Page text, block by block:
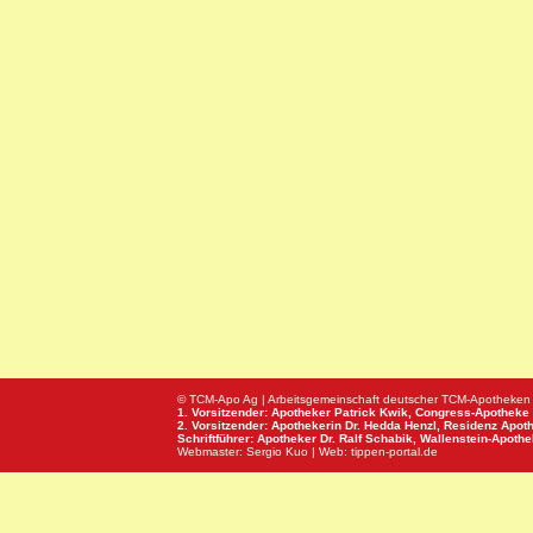
© TCM-Apo Ag | Arbeitsgemeinschaft deutscher TCM-Apotheken
1. Vorsitzender: Apotheker Patrick Kwik, Congress-Apotheke
2. Vorsitzender: Apothekerin Dr. Hedda Henzl, Residenz
Schriftführer: Apotheker Dr. Ralf Schabik, Wallenstein-
Webmaster: Sergio Kuo | Web: tippen-portal.de